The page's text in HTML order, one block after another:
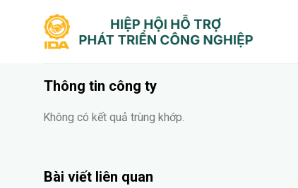
Thông tin công ty
Không có kết quả trùng khớp.
Bài viết liên quan